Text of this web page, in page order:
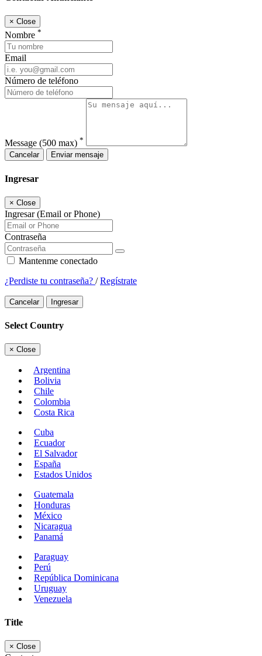
× Close
Nombre *
Email
Número de teléfono
Message (500 max) *
Cancelar
Enviar mensaje
Ingresar
× Close
Ingresar (Email or Phone)
Contraseña
Mantenme conectado
¿Perdiste tu contraseña? /Regístrate
Cancelar Ingresar
Select Country
× Close
Argentina
Bolivia
Chile
Colombia
Costa Rica
Cuba
Ecuador
El Salvador
España
Estados Unidos
Guatemala
Honduras
México
Nicaragua
Panamá
Paraguay
Perú
República Dominicana
Uruguay
Venezuela
Title
× Close